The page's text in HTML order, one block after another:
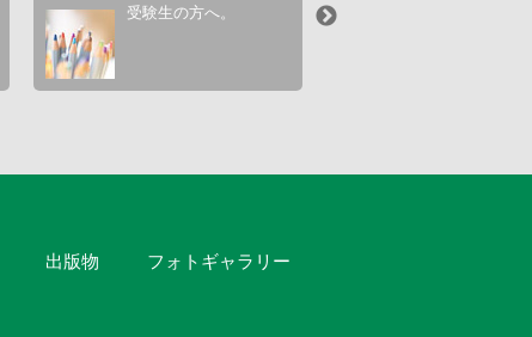
受験生の方へ。
出版物 フォトギャラリー